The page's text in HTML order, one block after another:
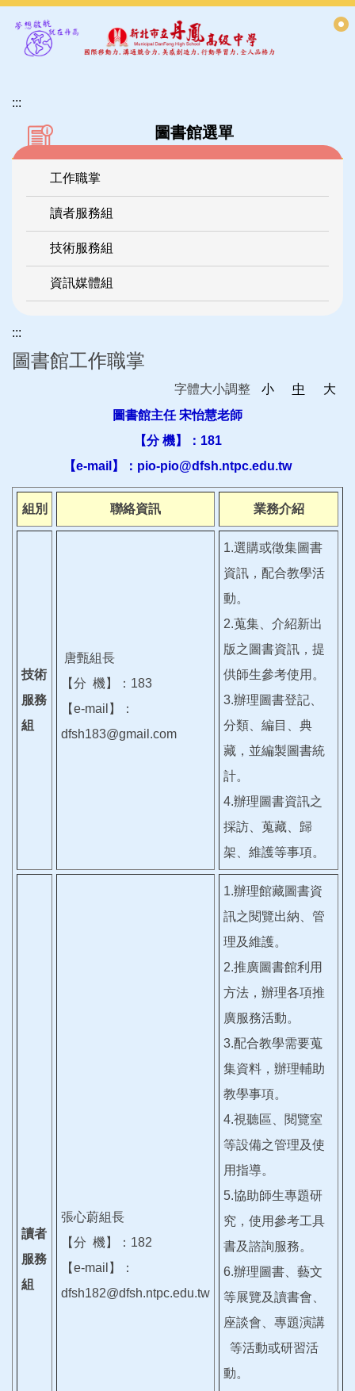
到
容
:::
圖書館選單
工作職掌
讀者服務組
技術服務組
資訊媒體組
:::
圖書館工作職掌
字體大小調整 小 中
大
圖書館主任 宋怡慧老師
【分 機】：181
【e-mail】：pio-pio@dfsh.ntpc.edu.tw
組別 聯絡資訊 業務介紹
技術
服務
組
唐甄組長
【分 機】：183
【e-mail】：
dfsh183@gmail.com
1.選購或徵集圖書
資訊，配合教學活
動。
2.蒐集、介紹新出
版之圖書資訊，提
供師生參考使用。
3.辦理圖書登記、
分類、編目、典
藏，並編製圖書統
計。
4.辦理圖書資訊之
採訪、蒐藏、歸
架、維護等事項。
讀者
服務
組
張心蔚組長
【分 機】：182
【e-mail】：
dfsh182@dfsh.ntpc.edu.tw
1.辦理館藏圖書資
訊之閱覽出納、管
理及維護。
2.推廣圖書館利用
方法，辦理各項推
廣服務活動。
3.配合教學需要蒐
集資料，辦理輔助
教學事項。
4.視聽區、閱覽室
等設備之管理及使
用指導。
5.協助師生專題研
究，使用參考工具
書及諮詢服務。
6.辦理圖書、藝文
等展覽及讀書會、
座談會、專題演講
等活動或研習活
動。